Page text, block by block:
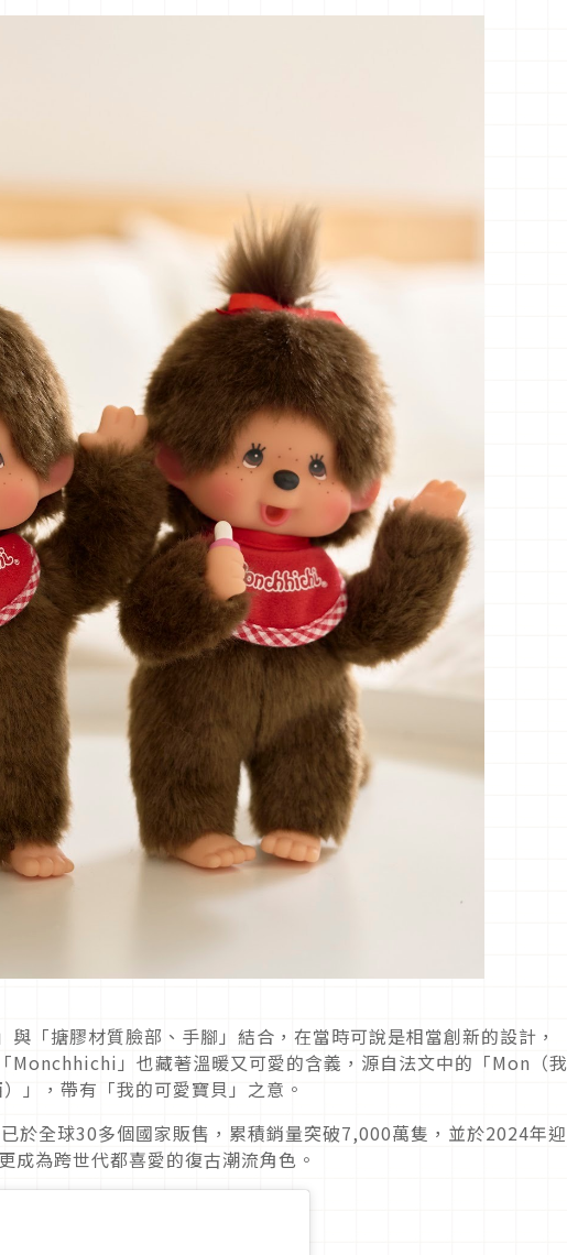
「搪膠材質臉部、手腳」結合，在當時可說是相當創新的設計，
Monchhichi」也藏著溫暖又可愛的含義，源自法文中的「Mon（我
」，帶有「我的可愛寶貝」之意。
於全球30多個國家販售，累積銷量突破7,000萬隻，並於2024年迎
成為跨世代都喜愛的復古潮流角色。